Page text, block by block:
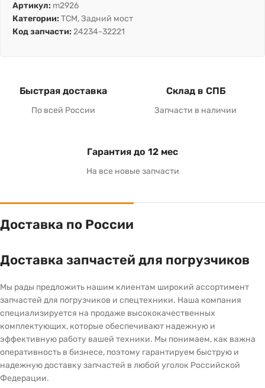
Артикул: m2926
Категории: TCM,Задний мост
Код запчасти: 24234-32221
Быстрая доставка
По всей России
Склад в СПБ
Запчасти в наличии
Гарантия до 12 мес
На все новые запчасти
Доставка по России
Доставка запчастей для погрузчиков
Мы рады предложить нашим клиентам широкий ассортимент
запчастей для погрузчиков и спецтехники. Наша компания
специализируется на продаже высококачественных
комплектующих, которые обеспечивают надежную и
эффективную работу вашей техники. Мы понимаем, как важна
оперативность в бизнесе, поэтому гарантируем быструю и
надежную доставку запчастей в любой уголок Российской
Федерации.